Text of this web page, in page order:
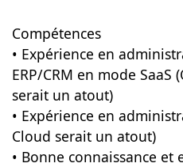
Compétences
• Expérience en
ERP/CRM en mode SaaS
serait un atout)
• Expérience en
Cloud serait un atout)
• Bonne connaissance et